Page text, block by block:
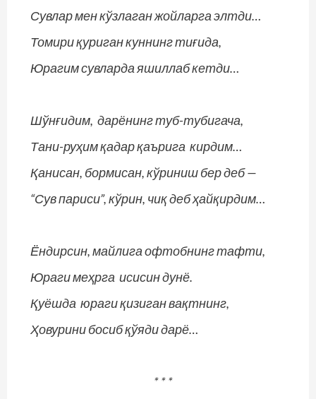
Сувлар мен кўзлаган жойларга элтди…
Томири қуриган куннинг тиғида,
Юрагим сувларда яшиллаб кетди…
Шўнғидим, дарёнинг туб-тубигача,
Тани-руҳим қадар қаърига кирдим…
Қанисан, бормисан, кўриниш бер деб —
“Сув париси”, кўрин, чиқ деб ҳайқирдим…
Ёндирсин, майлига офтобнинг тафти,
Юраги меҳрга исисин дунё.
Қуёшда юраги қизиган вақтнинг,
Ҳовурини босиб қўяди дарё…
* * *